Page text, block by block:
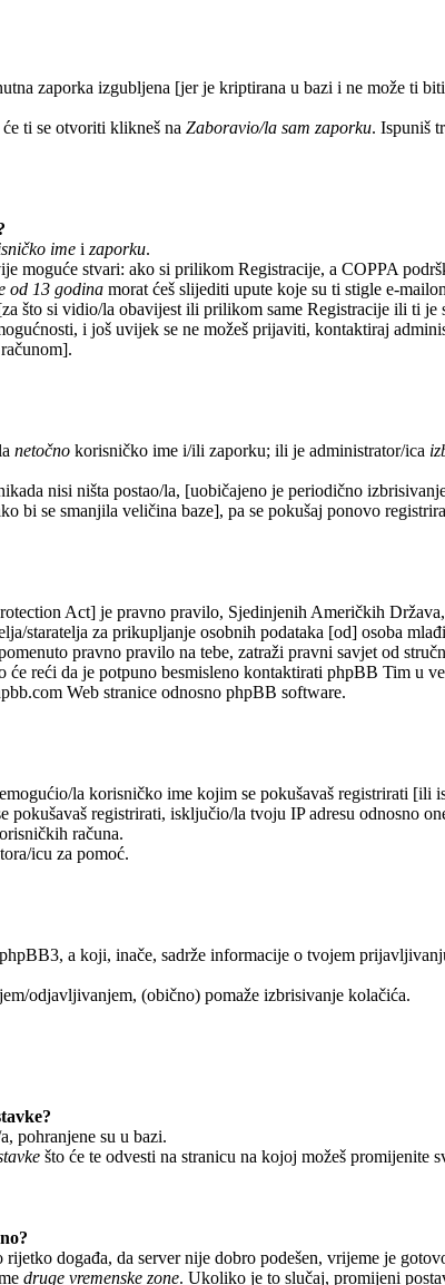
zaporka izgubljena [jer je kriptirana u bazi i ne može ti
ti se otvoriti klikneš na Zaboravio/la sam zaporku. Ispuniš
ime i zaporku.
moguće stvari: ako si prilikom Registracije, a COPPA
od 13 godina morat ćeš slijediti upute koje su ti stigle e-
što si vidio/la obavijest ili prilikom same Registracije ili ti je
i još uvijek se ne možeš prijaviti, kontaktiraj
netočno korisničko ime i/ili zaporku; ili je administrator/ica
nisi ništa postao/la, [uobičajeno je periodično
bi se smanjila veličina baze], pa se pokušaj ponovo
Act] je pravno pravilo, Sjedinjenih Američkih
staratelja za prikupljanje osobnih podataka [od] osoba
pravno pravilo na tebe, zatraži pravni savjet od
će reći da je potpuno besmisleno kontaktirati phpBB Tim u
Web stranice odnosno phpBB software.
la korisničko ime kojim se pokušavaš registrirati [ili
pokušavaš registrirati, isključio/la tvoju IP adresu odnosno
računa.
icu za pomoć.
a koji, inače, sadrže informacije o tvojem
odjavljivanjem, (obično) pomaže izbrisivanje kolačića.
pohranjene su u bazi.
što će te odvesti na stranicu na kojoj možeš promijenite
događa, da server nije dobro podešen, vrijeme je
druge vremenske zone. Ukoliko je to slučaj, promijeni